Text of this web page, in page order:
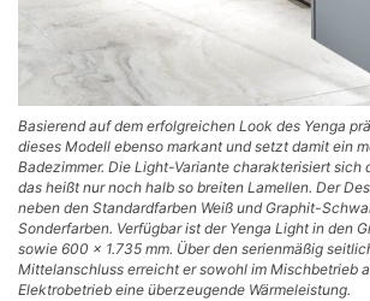
Basierend auf dem erfolgreichen Look des Yenga
dieses Modell ebenso markant und setzt damit ein
Badezimmer. Die Light-Variante charakterisiert sich
das heißt nur noch halb so breiten Lamellen. Der
neben den Standardfarben Weiß und Graphit-
Sonderfarben. Verfügbar ist der Yenga Light in den
sowie 600 × 1.735 mm. Über den serienmäßig
Mittelanschluss erreicht er sowohl im Mischbetrieb
Elektrobetrieb eine überzeugende Wärmeleistung.